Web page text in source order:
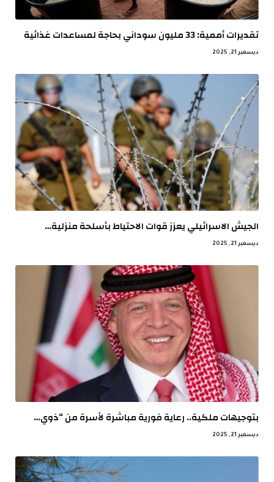
تقديرات أممية: 33 مليون سوداني بحاجة لمساعدات غذائية
ديسمبر 21, 2025
الجيش الاسرائيلي يعزز قوات الاحتياط بأسلحة منزلية…
ديسمبر 21, 2025
بتوجيهات ملكية.. رعاية فورية مباشرة لأسرة من “ذوي…
ديسمبر 21, 2025